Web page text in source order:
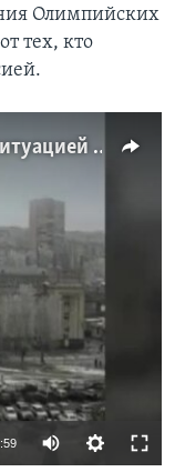
Олимпийских
тех, кто
Сочи: эксперты обеспокоены ситуацией с безопасностью
available